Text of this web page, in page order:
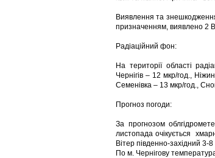
Виявлення та
призначенням, виявлено 2
Радіаційний фон:
На території області
Чернігів – 12 мкр/год.,
Семенівка – 13 мкр/год.,
Прогноз погоди:
За прогнозом
листопада очікується
Вітер південно-західний 3-
По м. Чернігову